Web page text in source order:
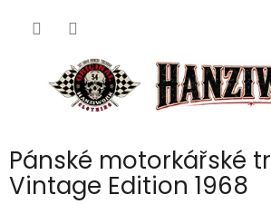
Pánské motorkářské
Vintage Edition 1968